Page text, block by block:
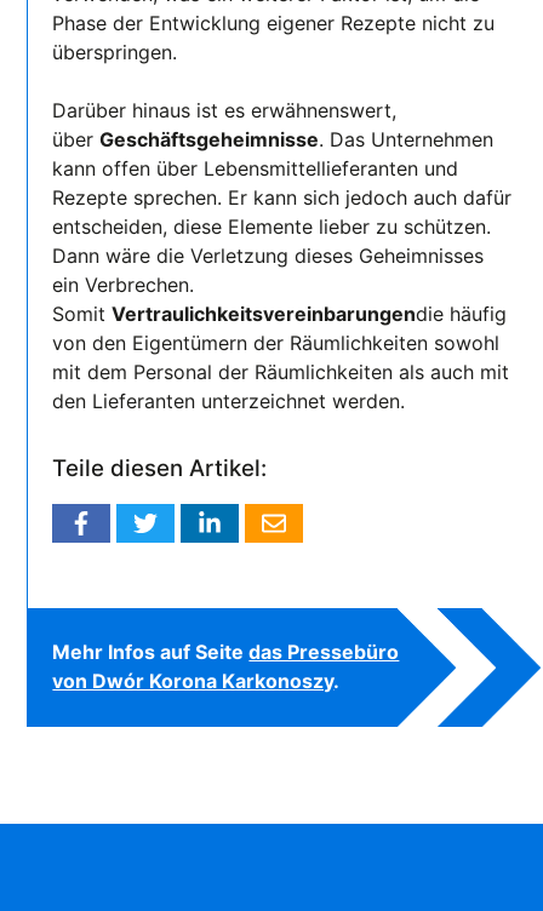
Phase der Entwicklung eigener Rezepte nicht zu
überspringen.
Darüber hinaus ist es erwähnenswert,
überGeschäftsgeheimnisse. Das Unternehmen
kann offen über Lebensmittellieferanten und
Rezepte sprechen. Er kann sich jedoch auch dafür
entscheiden, diese Elemente lieber zu schützen.
Dann wäre die Verletzung dieses Geheimnisses
ein Verbrechen.
SomitVertraulichkeitsvereinbarungendie häufig
von den Eigentümern der Räumlichkeiten sowohl
mit dem Personal der Räumlichkeiten als auch mit
den Lieferanten unterzeichnet werden.
Teile diesen Artikel:
Mehr Infos auf Seitedas Pressebüro
von Dwór Korona Karkonoszy.